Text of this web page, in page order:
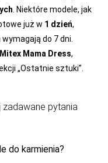
. Niektóre modele, jak
już w 1 dzień,
do 7 dni.
Mitex Mama Dress,
„Ostatnie sztuki”.
zadawane pytania
do karmienia?